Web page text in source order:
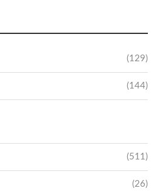
(129)
(144)
(511)
(26)